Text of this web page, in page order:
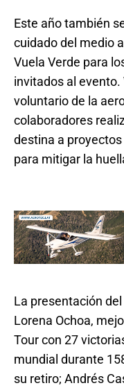
Este año también
cuidado del medio
Vuela Verde para
invitados al evento.
voluntario de la
colaboradores
destina a
para mitigar la
La presentación
Lorena Ochoa,
Tour con 27
mundial durante
su retiro; Andrés